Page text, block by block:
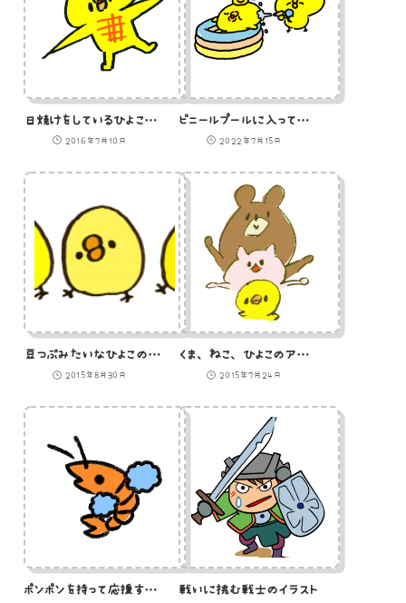
日焼けをしているひよこのイラスト
2016年7月10日
ビニールプールに入っているひよこに水鉄砲を撃つひよこ（GIFアニメ）
2022年7月15日
豆つぶみたいなひよこのイラスト
2015年8月30日
くま、ねこ、ひよこのアニマル三段活用のイラスト
2015年7月24日
ポンポンを持って応援するエビのイラスト 戦いに挑む戦士のイラスト